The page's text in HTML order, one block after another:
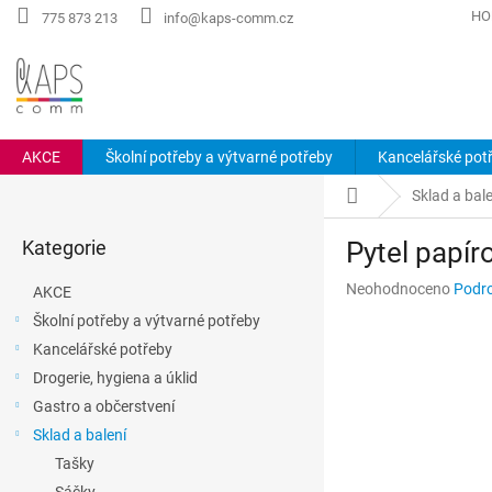
Přejít
775 873 213 info@kaps-comm.cz
AKCE Školní potřeby a výtvarné potřeby Kancelářské
kategorie
Kategorie
AKCE
Školní potřeby a výtvarné potřeby
Kancelářské potřeby
Drogerie, hygiena a úklid
Gastro a občerstvení
Sklad a balení
Tašky
Domů Sklad a
Pytel
Průměrné
Neohodnoceno